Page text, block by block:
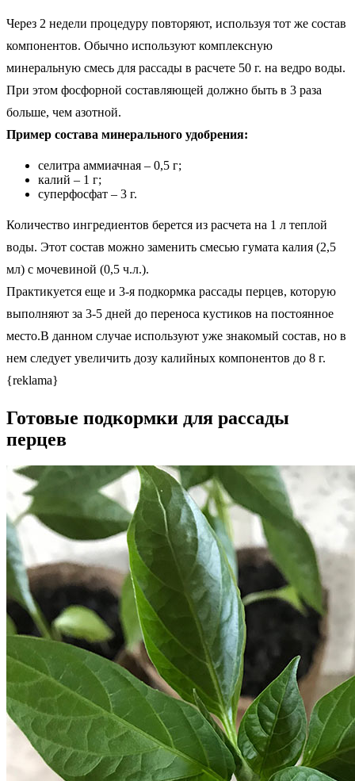
Через 2 недели процедуру повторяют, используя тот же состав
компонентов. Обычно используют комплексную
минеральную смесь для рассады в расчете 50 г. на ведро воды.
При этом фосфорной составляющей должно быть в 3 раза
больше, чем азотной.
Пример состава минерального удобрения:
селитра аммиачная – 0,5 г;
калий – 1 г;
суперфосфат – 3 г.
Количество ингредиентов берется из расчета на 1 л теплой
воды. Этот состав можно заменить смесью гумата калия (2,5
мл) с мочевиной (0,5 ч.л.).
Практикуется еще и 3-я подкормка рассады перцев, которую
выполняют за 3-5 дней до переноса кустиков на постоянное
место.В данном случае используют уже знакомый состав, но в
нем следует увеличить дозу калийных компонентов до 8 г.
{reklama}
Готовые подкормки для рассады
перцев